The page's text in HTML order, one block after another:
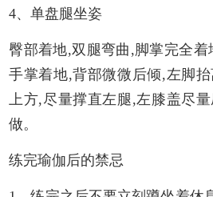
4、单盘腿坐姿
臀部着地,双腿弯曲,脚掌完全
手掌着地,背部微微后倾,左脚
上方,尽量撑直左腿,左膝盖尽
做。
练完瑜伽后的禁忌